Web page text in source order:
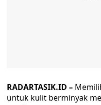
RADARTASIK.ID –
untuk kulit berminyak